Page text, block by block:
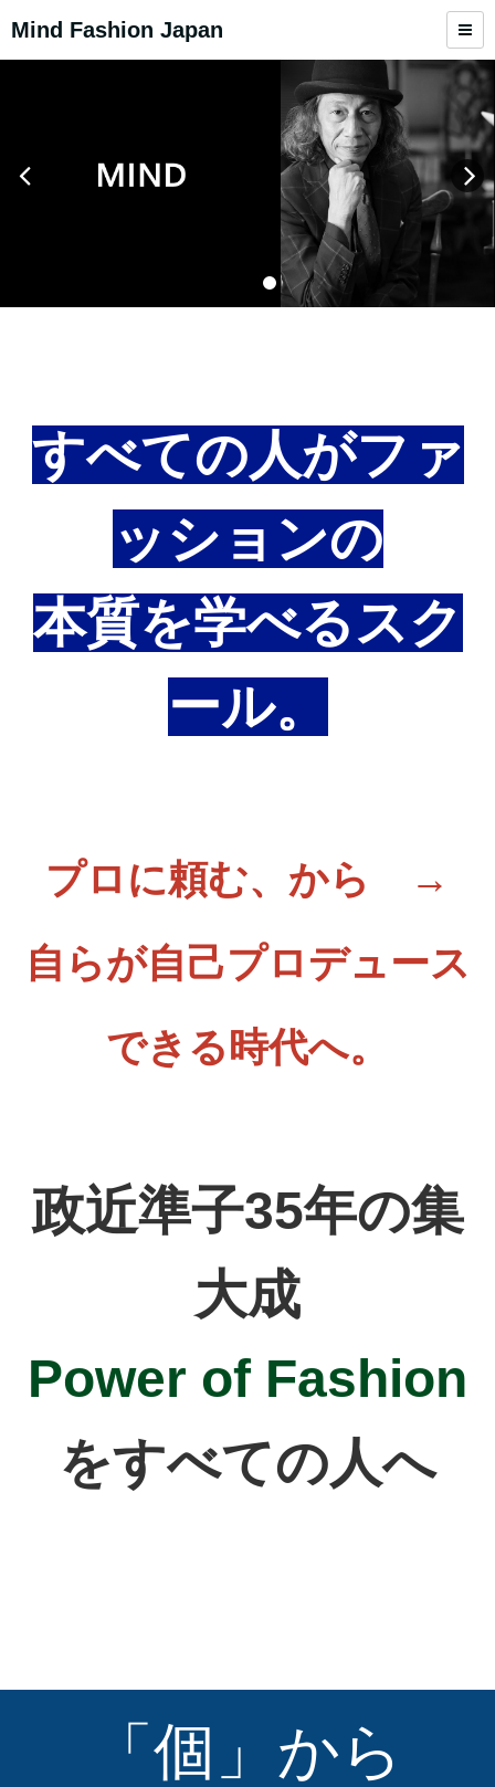
Mind Fashion Japan
すべての人がファ
ッションの
本質を学べるスク
ール。
プロに頼む、から →
自らが自己プロデュース
できる時代へ。
政近準子35年の集
大成
Power of Fashion
をすべての人へ
「個」から